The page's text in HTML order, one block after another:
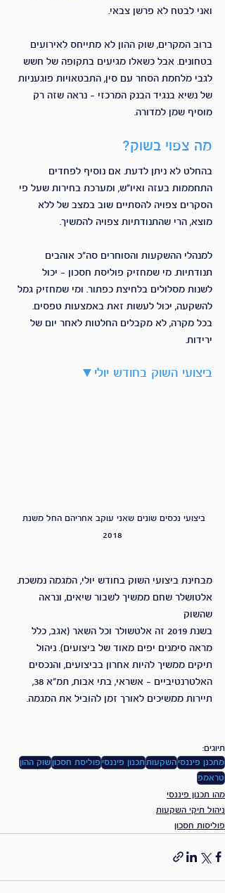
ואני לבטח לא פרשן צבאי.
ברוב המקרים, שוק ההון לא מתייחס לאירועים
בטחונים. אבל כשאלו מגיעים בתקופה של חשש
לגבי מלחמת הסחר עם סין, התבטאויות פוגעניות
של נשיא בנגיד הבנק המרכזי - נראה שזה רק
מוסיף שמן למדורה.
מה צפוי בשוק?
בהחלט לא ניתן לדעת. אם נוסיף לפחדים
התחממות בעזה ואיו"ש, ומערכת בחירות שעל פי
הסקרים צפויה להסתיים שוב במצב של ללא
מוצא, הרי שהתנודתיות צפויה להמשיך.
למנהלי ההשקעות והסוחרים סה"כ אוהבים
תנודתיות. מי שמחזיק פוליסת חסכון - יכול
לשנות מסלולים בלחיצת כפתור. ומי שמחזיק גמל
להשקעה, יכול לעשות זאת באמצעות טפסים.
בכל מקרה, לא מקבלים החלטות לאחר יום של
ירידות.
ביצועי השוק בחודש יולי▼
ביצועי נכסים שונים שאני עוקב אחריהם החל משנת
2018
מבחינת ביצועי השוק בחודש יולי, המגמה נמשכת.
אלטושלר שחם ממשיך לשבור שיאים, ונראה
שהשוק
בשנת 2019 זה אלטשולר וכל השאר (אגב, כלל
מראה סימנים יפים מאוד של ביצועים). ניהול
תיקים ממשיך להיות אחרון בביצועים, והנכסים
האלטרנטיביים - אשראי, בתי אבות, תמ"א 38,
תיירות ממשיכים לאורך זמן להוביל את המגמה.
תיוגים:
מתכנן פיננסיהשקעות תכנון פיננסי פוליסת חסכוןשוק ההון
טראמפ
מהו תכנון פיננסי
ניהול תיקי השקעות
פוליסות חסכון